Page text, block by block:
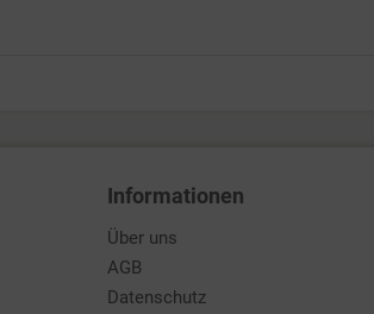
Informationen
Über uns
AGB
Datenschutz